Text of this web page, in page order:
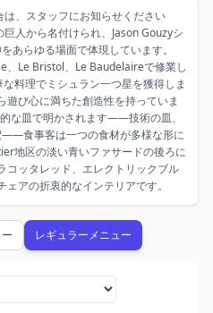
、スタッフにお知らせください
人から名付けられ、Jason Gouzyシ
あらゆる場面で体現しています。
Le Bristol、Le Baudelaireで修業し
料理でミシュラン一つ星を獲得しま
遊び心に満ちた創造性を持っていま
な皿で明かされます——技術の皿、
食事客は一つの食材が多様な形に
地区の淡い青いファサードの後ろに
コッタレッド、エレクトリックブル
アの折衷的なインテリアです。
レギュラーメニュー